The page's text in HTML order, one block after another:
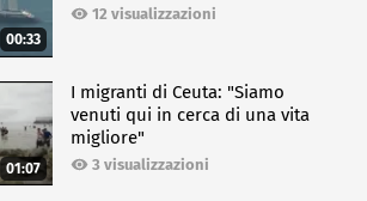
00:33
12 visualizzazioni
01:07
I migranti di Ceuta: "Siamo
venuti qui in cerca di una vita
migliore"
3 visualizzazioni